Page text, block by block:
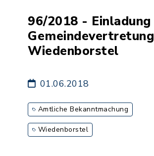
96/2018 - Einladung
Gemeindevertretung
Wiedenborstel
01.06.2018
Amtliche Bekanntmachung
Wiedenborstel